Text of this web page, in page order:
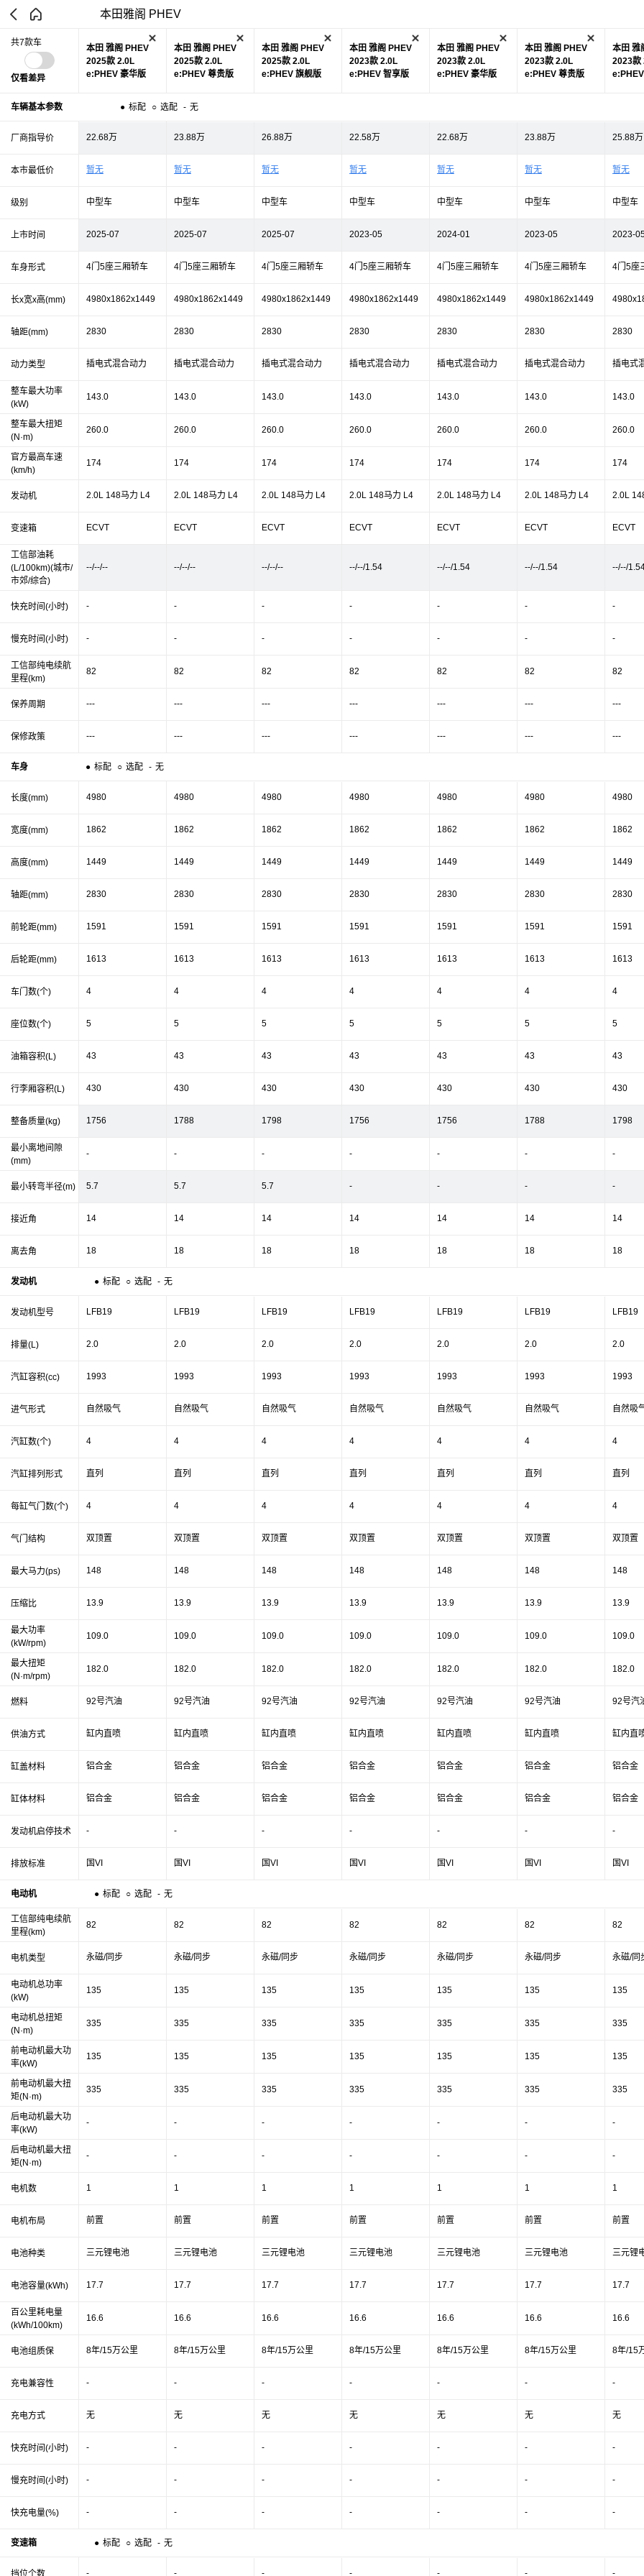
本田雅阁 PHEV
共7款车
仅看差异
本田 雅阁 PHEV
2025款 2.0L
e:PHEV 豪华版
本田 雅阁 PHEV
2025款 2.0L
e:PHEV 尊贵版
本田 雅阁 PHEV
2025款 2.0L
e:PHEV 旗舰版
本田 雅阁 PHEV
2023款 2.0L
e:PHEV 智享版
本田 雅阁 PHEV
2023款 2.0L
e:PHEV 豪华版
本田 雅阁 PHEV
2023款 2.0L
e:PHEV 尊贵版
本田 雅
2023款
车辆基本参数 ● 标配 ○ 选配 - 无
厂商指导价
本市最低价
级别
上市时间
车身形式
长x宽x高(mm)
轴距(mm)
动力类型
整车最大功率
(kW)
整车最大扭矩
(N·m)
官方最高车速
(km/h)
发动机
变速箱
工信部油耗
(L/100km)(城市/
市郊/综合)
快充时间(小时)
慢充时间(小时)
工信部纯电续航
里程(km)
保养周期
保修政策
车身 ● 标配 ○ 选配 - 无
长度(mm)
宽度(mm)
高度(mm)
轴距(mm)
前轮距(mm)
后轮距(mm)
车门数(个)
座位数(个)
油箱容积(L)
行李厢容积(L)
整备质量(kg)
最小离地间隙
(mm)
最小转弯半径(m)
接近角
离去角
发动机 ● 标配 ○ 选配 - 无
发动机型号
排量(L)
汽缸容积(cc)
进气形式
汽缸数(个)
汽缸排列形式
每缸气门数(个)
气门结构
最大马力(ps)
压缩比
最大功率
(kW/rpm)
最大扭矩
(N·m/rpm)
燃料
供油方式
缸盖材料
缸体材料
发动机启停技术
排放标准
电动机 ● 标配 ○ 选配 - 无
工信部纯电续航
里程(km)
电机类型
电动机总功率
(kW)
电动机总扭矩
(N·m)
前电动机最大功
率(kW)
前电动机最大扭
矩(N·m)
后电动机最大功
率(kW)
后电动机最大扭
矩(N·m)
电机数
电机布局
电池种类
电池容量(kWh)
百公里耗电量
(kWh/100km)
电池组质保
充电兼容性
充电方式
快充时间(小时)
慢充时间(小时)
快充电量(%)
变速箱 ● 标配 ○ 选配 - 无
挡位个数
22.68万 23.88万 26.88万 22.58万 22.68万 23.88万 25.88万
暂无 暂无 暂无 暂无 暂无 暂无 暂无
中型车 中型车 中型车 中型车 中型车 中型车 中型车
2025-07 2025-07 2025-07 2023-05 2024-01 2023-05 2023-
4门5座三厢轿车 4门5座三厢轿车 4门5座三厢轿车 4门5座三厢轿车 4门5座三厢轿车 4门5座三厢轿车 4门5座
4980x1862x1449 4980x1862x1449 4980x1862x1449 4980x1862x1449 4980x1862x1449 4980x1862x1449
2830 2830 2830 2830 2830 2830 2830
插电式混合动力 插电式混合动力 插电式混合动力 插电式混合动力 插电式混合动力 插电式混合动力 插电式
143.0 143.0 143.0 143.0 143.0 143.0 143.0
260.0 260.0 260.0 260.0 260.0 260.0 260.0
174 174 174 174 174 174 174
2.0L 148马力 L4 2.0L 148马力 L4 2.0L 148马力 L4 2.0L 148马力 L4 2.0L 148马力 L4 2.0L 148马力 L4 2.0L
ECVT ECVT ECVT ECVT ECVT ECVT ECVT
--/--/-- --/--/-- --/--/-- --/--/1.54 --/--/1.54 --/--/1.54 --/--/
- - - - - - -
- - - - - - -
82 82 82 82 82 82 82
--- --- --- --- --- --- ---
--- --- --- --- --- --- ---
4980 4980 4980 4980 4980 4980 4980
1862 1862 1862 1862 1862 1862 1862
1449 1449 1449 1449 1449 1449 1449
2830 2830 2830 2830 2830 2830 2830
1591 1591 1591 1591 1591 1591 1591
1613 1613 1613 1613 1613 1613 1613
4 4 4 4 4 4 4
5 5 5 5 5 5 5
43 43 43 43 43 43 43
430 430 430 430 430 430 430
1756 1788 1798 1756 1756 1788 1798
- - - - - - -
5.7 5.7 5.7 - - - -
14 14 14 14 14 14 14
18 18 18 18 18 18 18
LFB19 LFB19 LFB19 LFB19 LFB19 LFB19 LFB19
2.0 2.0 2.0 2.0 2.0 2.0 2.0
1993 1993 1993 1993 1993 1993 1993
自然吸气 自然吸气 自然吸气 自然吸气 自然吸气 自然吸气 自然吸
4 4 4 4 4 4 4
直列 直列 直列 直列 直列 直列 直列
4 4 4 4 4 4 4
双顶置 双顶置 双顶置 双顶置 双顶置 双顶置 双顶置
148 148 148 148 148 148 148
13.9 13.9 13.9 13.9 13.9 13.9 13.9
109.0 109.0 109.0 109.0 109.0 109.0 109.0
182.0 182.0 182.0 182.0 182.0 182.0 182.0
92号汽油 92号汽油 92号汽油 92号汽油 92号汽油 92号汽油 92号汽
缸内直喷 缸内直喷 缸内直喷 缸内直喷 缸内直喷 缸内直喷 缸内直
铝合金 铝合金 铝合金 铝合金 铝合金 铝合金 铝合金
铝合金 铝合金 铝合金 铝合金 铝合金 铝合金 铝合金
- - - - - - -
国VI 国VI 国VI 国VI 国VI 国VI 国VI
82 82 82 82 82 82 82
永磁/同步 永磁/同步 永磁/同步 永磁/同步 永磁/同步 永磁/同步 永磁/同
135 135 135 135 135 135 135
335 335 335 335 335 335 335
135 135 135 135 135 135 135
335 335 335 335 335 335 335
- - - - - - -
- - - - - - -
1 1 1 1 1 1 1
前置 前置 前置 前置 前置 前置 前置
三元锂电池 三元锂电池 三元锂电池 三元锂电池 三元锂电池 三元锂电池 三元锂
17.7 17.7 17.7 17.7 17.7 17.7 17.7
16.6 16.6 16.6 16.6 16.6 16.6 16.6
8年/15万公里 8年/15万公里 8年/15万公里 8年/15万公里 8年/15万公里 8年/15万公里 8年/15
- - - - - - -
无 无 无 无 无 无 无
- - - - - - -
- - - - - - -
- - - - - - -
- - - - - - -